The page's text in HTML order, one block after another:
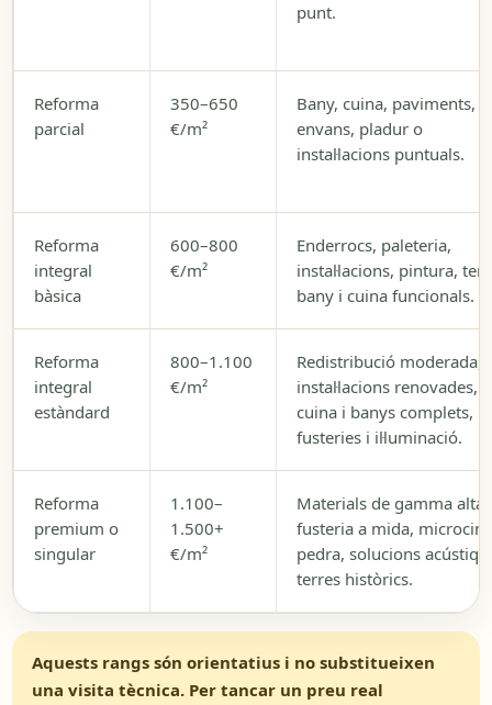
punt.
Reforma
parcial
350–650
€/m²
Bany, cuina, paviments,
envans, pladur o
instal·lacions puntuals.
Reforma
integral
bàsica
600–800
€/m²
Enderrocs, paleteria,
instal·lacions, pintura,
bany i cuina funcionals.
Reforma
integral
estàndard
800–1.100
€/m²
Redistribució moderada,
instal·lacions renovades,
cuina i banys complets,
fusteries i il·luminació.
Reforma
premium o
singular
1.100–
1.500+
€/m²
Materials de gamma alta,
fusteria a mida,
pedra, solucions
terres històrics.
Aquests rangs són orientatius i no substitueixen
una visita tècnica. Per tancar un preu real